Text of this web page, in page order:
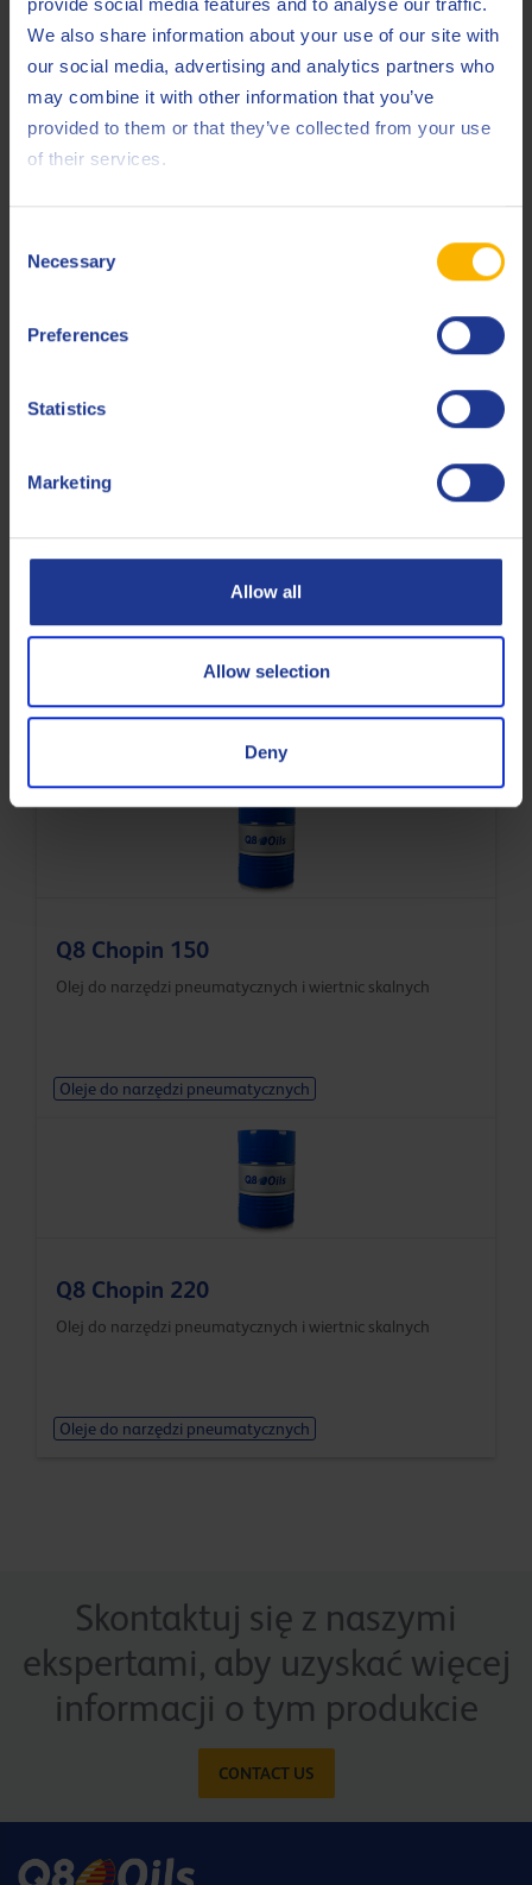
provide social media features and to analyse our traffic.
We also share information about your use of our site with
our social media, advertising and analytics partners who
may combine it with other information that you’ve
provided to them or that they’ve collected from your use
of their services.
Selection
Necessary
Preferences
Statistics
Marketing
Allow all
Allow selection
Deny
Related products
Q8 Chopin 46
Oleje do narzędzi pneumatycznych
Oleje do narzędzi pneumatycznych
Q8 Chopin 150
Olej do narzędzi pneumatycznych i wiertnic skalnych
Oleje do narzędzi pneumatycznych
Q8 Chopin 220
Olej do narzędzi pneumatycznych i wiertnic skalnych
Oleje do narzędzi pneumatycznych
Skontaktuj się z naszymi
ekspertami, aby uzyskać więcej
informacji o tym produkcie
CONTACT US